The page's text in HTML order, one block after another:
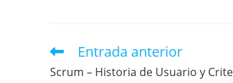
Entrada anterior
Scrum – Historia de Usuario y